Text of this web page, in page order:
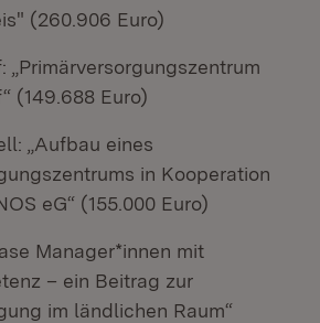
(260.906 Euro)
„Primärversorgungszentrum
(149.688 Euro)
„Aufbau eines
in Kooperation
eG“ (155.000 Euro)
Manager*innen mit
– ein Beitrag zur
im ländlichen Raum“